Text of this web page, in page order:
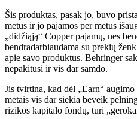
Šis produktas, pasak jo, buvo
metus ir jo pajamos per metus
„didžiąją“ Copper pajamų, nes
bendradarbiaudama su prekių
apie savo produktus. Behringer
nepakitusi ir vis dar samdo.
Jis tvirtina, kad dėl „Earn“
metais vis dar siekia beveik
rizikos kapitalo fondų, turi